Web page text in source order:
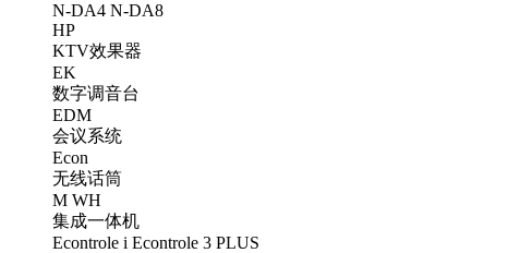
N-DA4 N-DA8
HP
KTV效果器
EK
数字调音台
EDM
会议系统
Econ
无线话筒
M WH
集成一体机
Econtrole i Econtrole 3 PLUS